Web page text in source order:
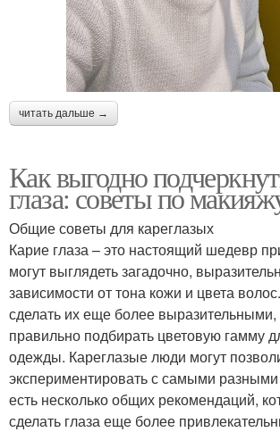
читать дальше →
Как выгодно
глаза: советы по
Общие советы для кареглазых
Карие глаза – это настоящий шедевр
могут выглядеть загадочно,
зависимости от тона кожи и цвета
сделать их еще более
правильно подбирать цветовую гамму
одежды. Кареглазые люди могут
экспериментировать с самыми
есть несколько общих рекомендаций,
сделать глаза еще более